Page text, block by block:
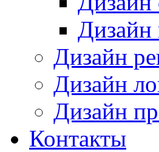
Дизайн
Дизайн
Дизайн
Дизайн
Контакты